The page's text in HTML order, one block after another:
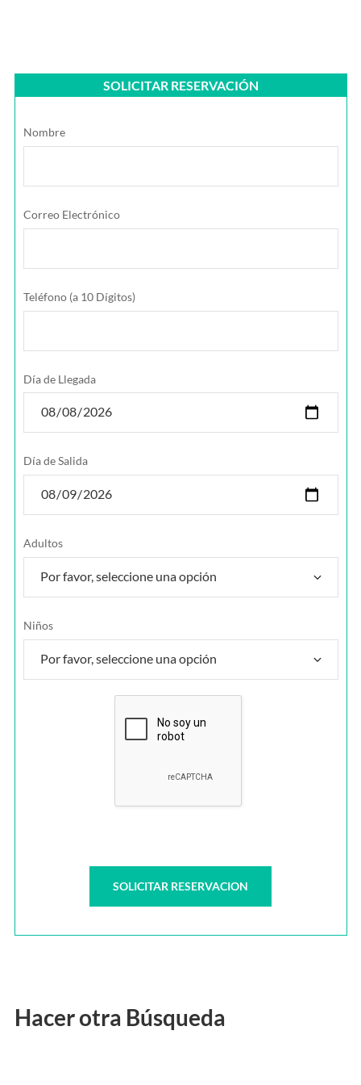
SOLICITAR RESERVACIÓN
Nombre
Correo Electrónico
Teléfono (a 10 Dígitos)
Día de Llegada
Día de Salida
Adultos
Niños
Hacer otra Búsqueda